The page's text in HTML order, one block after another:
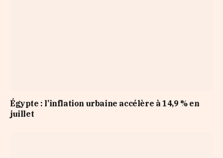
Égypte : l’inflation urbaine accélère à 14,9 % en
juillet